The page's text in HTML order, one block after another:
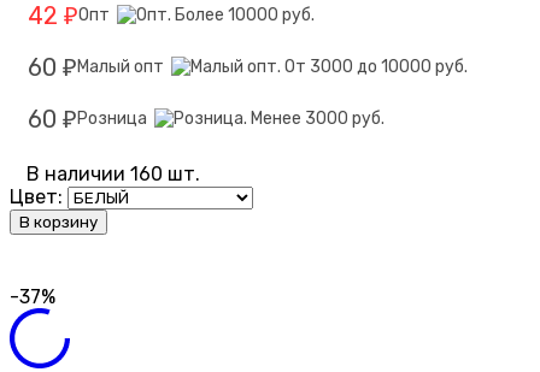
42 ₽Опт
60 ₽ Малый опт
60 ₽ Розница
В наличии 160 шт.
Цвет:
В корзину
-37%